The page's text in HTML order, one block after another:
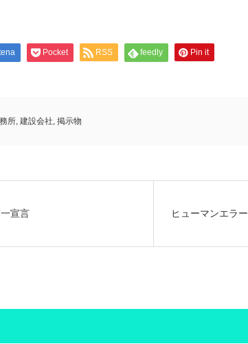
Pocket RSS feedly Pin it
所 建設会社 掲示物
宣言 ヒューマンエラー